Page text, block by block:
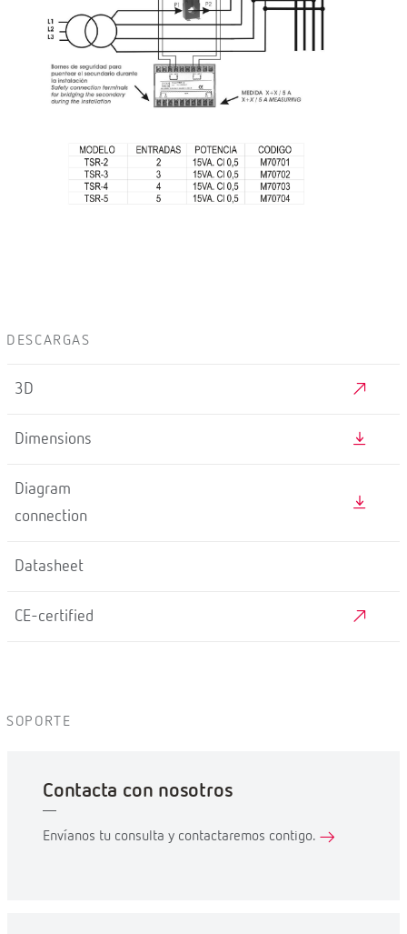
DESCARGAS
3D
Dimensions
Diagram
connection
Datasheet
CE-certified
SOPORTE
Contacta con nosotros
Envíanos tu consulta y contactaremos contigo.